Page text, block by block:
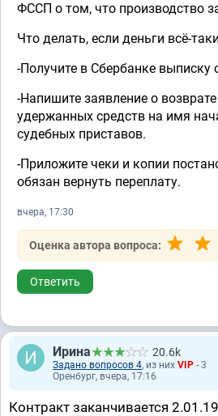
ФССП о том, что производство
Что делать, если деньги всё-
-Получите в Сбербанке выписку
-Напишите заявление о
удержанных средств на имя
судебных приставов.
-Приложите чеки и копии
обязан вернуть переплату.
вчера, 17:30
Оценка автора вопроса:
Ответить
Ирина 20.6k
Задано вопросов 4, из них VIP - 3
Оренбург, вчера, 17:16
Контракт заканчивается